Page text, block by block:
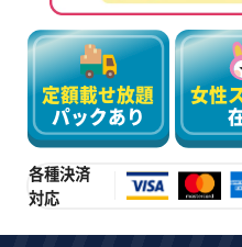
定額載せ放題
パックあり
女性
各種決済
対応